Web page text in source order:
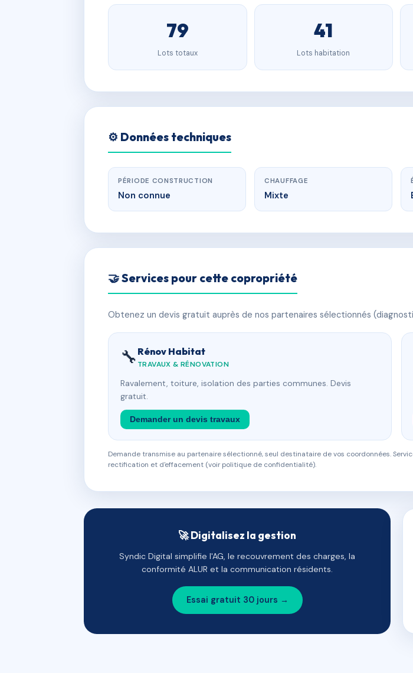
79
Lots totaux
41
Lots habitation
⚙️ Données techniques
PÉRIODE CONSTRUCTION
Non connue
CHAUFFAGE
Mixte
🤝 Services pour cette copropriété
Obtenez un devis gratuit auprès de nos partenaires sélectionnés
🔧 Rénov Habitat
TRAVAUX & RÉNOVATION
Ravalement, toiture, isolation des parties communes. Devis
gratuit.
Demander un devis travaux
Demande transmise au partenaire sélectionné, seul destinataire de vos coordonnées.
rectification et d'effacement (voir politique de confidentialité).
🚀 Digitalisez la gestion
Syndic Digital simplifie l'AG, le recouvrement des charges, la
conformité ALUR et la communication résidents.
Essai gratuit 30 jours →